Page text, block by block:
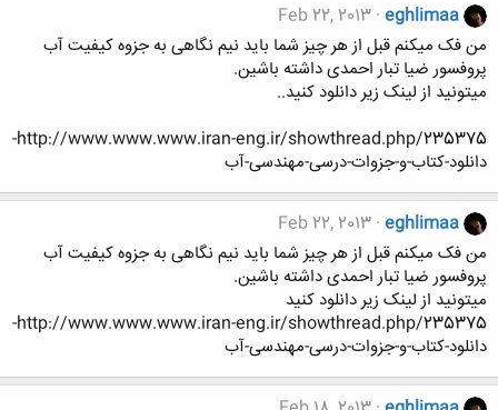
eghlimaa
Feb 22, 2013
من فک میکنم قبل از هر چیز شما باید نیم نگاهی به جزوه کیفیت آب
پروفسور ضیا تبار احمدی داشته باشین.
میتونید از لینک زیر دانلود کنید..
http://www.www.www.iran-eng.ir/showthread.php/235375-
دانلود-کتاب-و-جزوات-درسی-مهندسی-آب
eghlimaa
Feb 22, 2013
من فک میکنم قبل از هر چیز شما باید نیم نگاهی به جزوه کیفیت آب
پروفسور ضیا تبار احمدی داشته باشین.
میتونید از لینک زیر دانلود کنید
http://www.www.www.iran-eng.ir/showthread.php/235375-
دانلود-کتاب-و-جزوات-درسی-مهندسی-آب